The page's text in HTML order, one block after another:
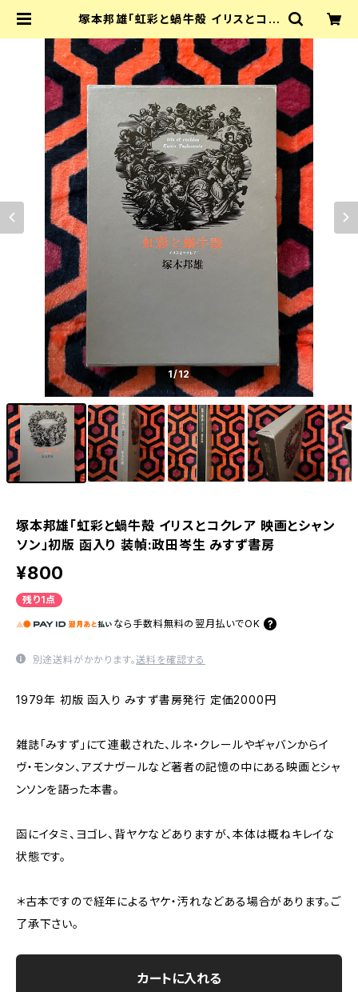
塚本邦雄「虹彩と蝸牛殻 イリスとコク
装幀:政田岑生 みすず書房 | 古書 ま
ずる
1/12
塚本邦雄「虹彩と蝸牛殻 イリスとコクレア 映画とシャン
ソン」初版 函入り 装幀:政田岑生 みすず書房
¥800
残り1点
なら 手数料無料の 翌月払いでOK
別途送料がかかります。送料を確認する
1979年 初版 函入り みすず書房発行 定価2000円
雑誌「みすず」にて連載された、ルネ・クレールやギャバンからイ
ヴ・モンタン、アズナヴールなど著者の記憶の中にある映画とシャ
ンソンを語った本書。
函にイタミ、ヨゴレ、背ヤケなどありますが、本体は概ねキレイな
状態です。
＊古本ですので経年によるヤケ・汚れなどある場合があります。ご
了承下さい。
カートに入れる